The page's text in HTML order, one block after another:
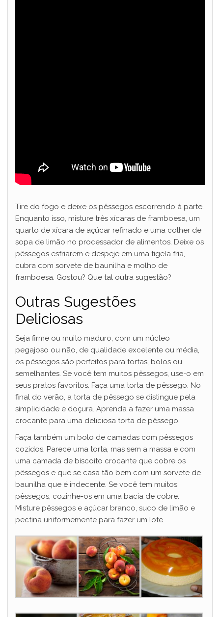
Tire do fogo e deixe os pêssegos escorrendo à parte.
Enquanto isso, misture três xícaras de framboesa, um
quarto de xícara de açúcar refinado e uma colher de
sopa de limão no processador de alimentos. Deixe os
pêssegos esfriarem e despeje em uma tigela fria,
cubra com sorvete de baunilha e molho de
framboesa. Gostou? Que tal outra sugestão?
Outras Sugestões
Deliciosas
Seja firme ou muito maduro, com um núcleo
pegajoso ou não, de qualidade excelente ou média,
os pêssegos são perfeitos para tortas, bolos ou
semelhantes. Se você tem muitos pêssegos, use-o em
seus pratos favoritos. Faça uma torta de pêssego. No
final do verão, a torta de pêssego se distingue pela
simplicidade e doçura. Aprenda a fazer uma massa
crocante para uma deliciosa torta de pêssego.
Faça também um bolo de camadas com pêssegos
cozidos. Parece uma torta, mas sem a massa e com
uma camada de biscoito crocante que cobre os
pêssegos e que se casa tão bem com um sorvete de
baunilha que é indecente. Se você tem muitos
pêssegos, cozinhe-os em uma bacia de cobre.
Misture pêssegos e açúcar branco, suco de limão e
pectina uniformemente para fazer um lote.